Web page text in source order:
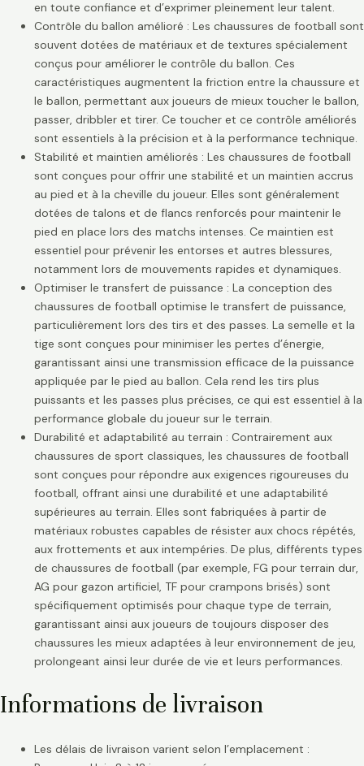
en toute confiance et d’exprimer pleinement leur talent.
Contrôle du ballon amélioré : Les chaussures de football sont
souvent dotées de matériaux et de textures spécialement
conçus pour améliorer le contrôle du ballon. Ces
caractéristiques augmentent la friction entre la chaussure et
le ballon, permettant aux joueurs de mieux toucher le ballon,
passer, dribbler et tirer. Ce toucher et ce contrôle améliorés
sont essentiels à la précision et à la performance technique.
Stabilité et maintien améliorés : Les chaussures de football
sont conçues pour offrir une stabilité et un maintien accrus
au pied et à la cheville du joueur. Elles sont généralement
dotées de talons et de flancs renforcés pour maintenir le
pied en place lors des matchs intenses. Ce maintien est
essentiel pour prévenir les entorses et autres blessures,
notamment lors de mouvements rapides et dynamiques.
Optimiser le transfert de puissance : La conception des
chaussures de football optimise le transfert de puissance,
particulièrement lors des tirs et des passes. La semelle et la
tige sont conçues pour minimiser les pertes d’énergie,
garantissant ainsi une transmission efficace de la puissance
appliquée par le pied au ballon. Cela rend les tirs plus
puissants et les passes plus précises, ce qui est essentiel à la
performance globale du joueur sur le terrain.
Durabilité et adaptabilité au terrain : Contrairement aux
chaussures de sport classiques, les chaussures de football
sont conçues pour répondre aux exigences rigoureuses du
football, offrant ainsi une durabilité et une adaptabilité
supérieures au terrain. Elles sont fabriquées à partir de
matériaux robustes capables de résister aux chocs répétés,
aux frottements et aux intempéries. De plus, différents types
de chaussures de football (par exemple, FG pour terrain dur,
AG pour gazon artificiel, TF pour crampons brisés) sont
spécifiquement optimisés pour chaque type de terrain,
garantissant ainsi aux joueurs de toujours disposer des
chaussures les mieux adaptées à leur environnement de jeu,
prolongeant ainsi leur durée de vie et leurs performances.
Informations de livraison
Les délais de livraison varient selon l’emplacement :